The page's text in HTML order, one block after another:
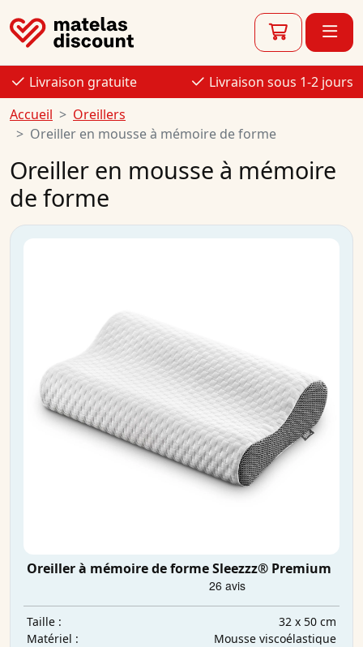
Livraison gratuite
Livraison sous 1-2 jours
Accueil
Oreillers
Oreiller en mousse à mémoire de forme
Oreiller en mousse à mémoire
de forme
Oreiller à mémoire de forme Sleezzz® Premium
Taille :
32 x 50 cm
Matériel :
Mousse viscoélastique